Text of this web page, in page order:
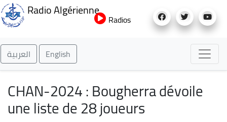
au
Radio Algérienne
Radios
العربية English
CHAN-2024 : Bougherra dévoile
une liste de 28 joueurs